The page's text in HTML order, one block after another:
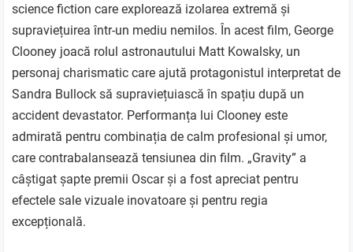
science fiction care explorează izolarea extremă și
supraviețuirea într-un mediu nemilos. În acest film, George
Clooney joacă rolul astronautului Matt Kowalsky, un
personaj charismatic care ajută protagonistul interpretat de
Sandra Bullock să supraviețuiască în spațiu după un
accident devastator. Performanța lui Clooney este
admirată pentru combinația de calm profesional și umor,
care contrabalansează tensiunea din film. „Gravity” a
câștigat șapte premii Oscar și a fost apreciat pentru
efectele sale vizuale inovatoare și pentru regia
excepțională.